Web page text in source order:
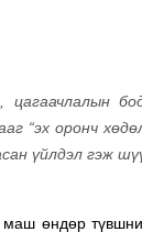
“эх оронч
үйлдэл гэж
өндөр